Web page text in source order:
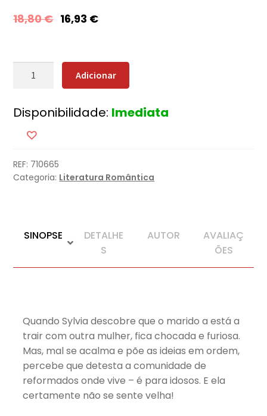
18,80€ 16,93 €
Quantidade
Segunda
Vida
Sylvia
Adicionar
Disponibilidade: Imediata
REF: 710665
Categoria: Literatura Romântica
SINOPSE
DETALHE
S
AUTOR
AVALIAÇ
ÕES
Quando Sylvia descobre que o marido a está a
trair com outra mulher, fica chocada e furiosa.
Mas, mal se acalma e põe as ideias em ordem,
percebe que detesta a comunidade de
reformados onde vive – é para idosos. E ela
certamente não se sente velha!